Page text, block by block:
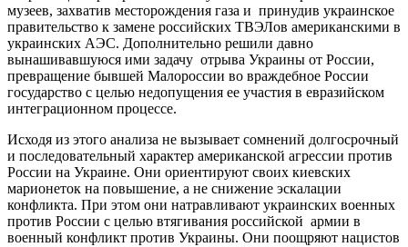
музеев, захватив месторождения газа и принудив украинское
правительство к замене российских ТВЭЛов американскими в
украинских АЭС. Дополнительно решили давно
вынашивавшуюся ими задачу отрыва Украины от России,
превращение бывшей Малороссии во враждебное России
государство с целью недопущения ее участия в евразийском
интеграционном процессе.
Исходя из этого анализа не вызывает сомнений долгосрочный
и последовательный характер американской агрессии против
России на Украине. Они ориентируют своих киевских
марионеток на повышение, а не снижение эскалации
конфликта. При этом они натравливают украинских военных
против России с целью втягивания российской армии в
военный конфликт против Украины. Они поощряют нацистов